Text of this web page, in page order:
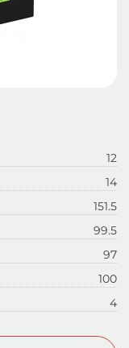
12
14
151.5
99.5
97
100
4